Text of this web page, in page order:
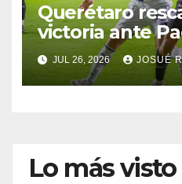
Querétaro
victoria ante
JUL 26, 2026 JOSUÉ
Lo más visto